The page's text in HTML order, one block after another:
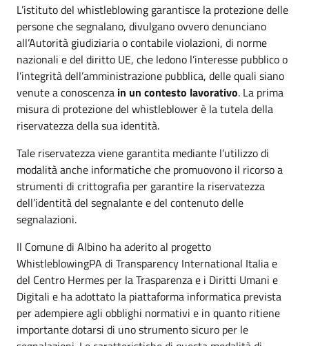
L’istituto del whistleblowing garantisce la protezione delle
persone che segnalano, divulgano ovvero denunciano
all’Autorità giudiziaria o contabile violazioni, di norme
nazionali e del diritto UE, che ledono l’interesse pubblico o
l’integrità dell’amministrazione pubblica, delle quali siano
venute a conoscenza in un contesto lavorativo. La prima
misura di protezione del whistleblower è la tutela della
riservatezza della sua identità.
Tale riservatezza viene garantita mediante l’utilizzo di
modalità anche informatiche che promuovono il ricorso a
strumenti di crittografia per garantire la riservatezza
dell’identità del segnalante e del contenuto delle
segnalazioni.
Il Comune di Albino ha aderito al progetto
WhistleblowingPA di Transparency International Italia e
del Centro Hermes per la Trasparenza e i Diritti Umani e
Digitali e ha adottato la piattaforma informatica prevista
per adempiere agli obblighi normativi e in quanto ritiene
importante dotarsi di uno strumento sicuro per le